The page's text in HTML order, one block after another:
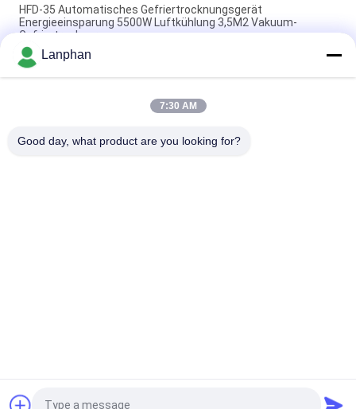
HFD-35 Automatisches Gefriertrocknungsgerät
Energieeinsparung 5500W Luftkühlung 3,5M2 Vakuum-
Gefriertrockner
Hocheffizienter 3,5 M² Gefriertrockner aus Edelstahl mit 14
Kammern HFD-35
Hochvakuumleistung 50-55 KG Kapazität HFD-35
Lanphan
7:30 AM
Good day, what product are you looking for?